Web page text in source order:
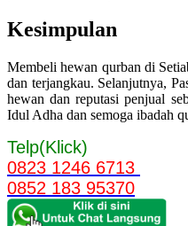
Kesimpulan
Membeli hewan qurban di
dan terjangkau. Selanjutnya,
hewan dan reputasi penjual
Idul Adha dan semoga ibadah
Telp(Klick)
0823 1246 6713
0852 183 95370